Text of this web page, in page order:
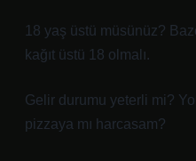
18 yaş üstü müsünüz?
kağıt üstü 18 olmalı.
Gelir durumu yeterli mi?
pizzaya mı harcasam?